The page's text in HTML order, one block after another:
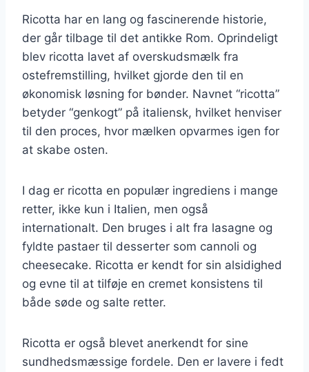
Ricotta har en lang og fascinerende historie,
der går tilbage til det antikke Rom. Oprindeligt
blev ricotta lavet af overskudsmælk fra
ostefremstilling, hvilket gjorde den til en
økonomisk løsning for bønder. Navnet “ricotta”
betyder “genkogt” på italiensk, hvilket henviser
til den proces, hvor mælken opvarmes igen for
at skabe osten.
I dag er ricotta en populær ingrediens i mange
retter, ikke kun i Italien, men også
internationalt. Den bruges i alt fra lasagne og
fyldte pastaer til desserter som cannoli og
cheesecake. Ricotta er kendt for sin alsidighed
og evne til at tilføje en cremet konsistens til
både søde og salte retter.
Ricotta er også blevet anerkendt for sine
sundhedsmæssige fordele. Den er lavere i fedt